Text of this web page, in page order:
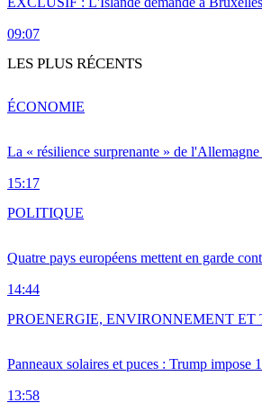
09:07
LES PLUS RÉCENTS
La « résilience surprenante » de
15:17
ÉCONOMIE
Quatre pays européens mettent en garde
14:44
POLITIQUE
Panneaux solaires et puces : Trump impose
13:58
PROENERGIE, ENVIRONNEMENT ET